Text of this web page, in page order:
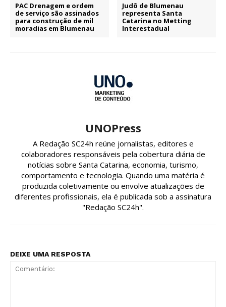
PAC Drenagem e ordem
de serviço são assinados
para construção de mil
moradias em Blumenau
Judô de Blumenau
representa Santa
Catarina no Metting
Interestadual
UNOPress
A Redação SC24h reúne jornalistas, editores e
colaboradores responsáveis pela cobertura diária de
notícias sobre Santa Catarina, economia, turismo,
comportamento e tecnologia. Quando uma matéria é
produzida coletivamente ou envolve atualizações de
diferentes profissionais, ela é publicada sob a assinatura
"Redação SC24h".
DEIXE UMA RESPOSTA